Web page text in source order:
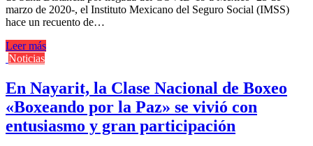
marzo de 2020-, el Instituto Mexicano del Seguro Social (IMSS)
hace un recuento de…
Leer más
Noticias
En Nayarit, la Clase Nacional de Boxeo
«Boxeando por la Paz» se vivió con
entusiasmo y gran participación